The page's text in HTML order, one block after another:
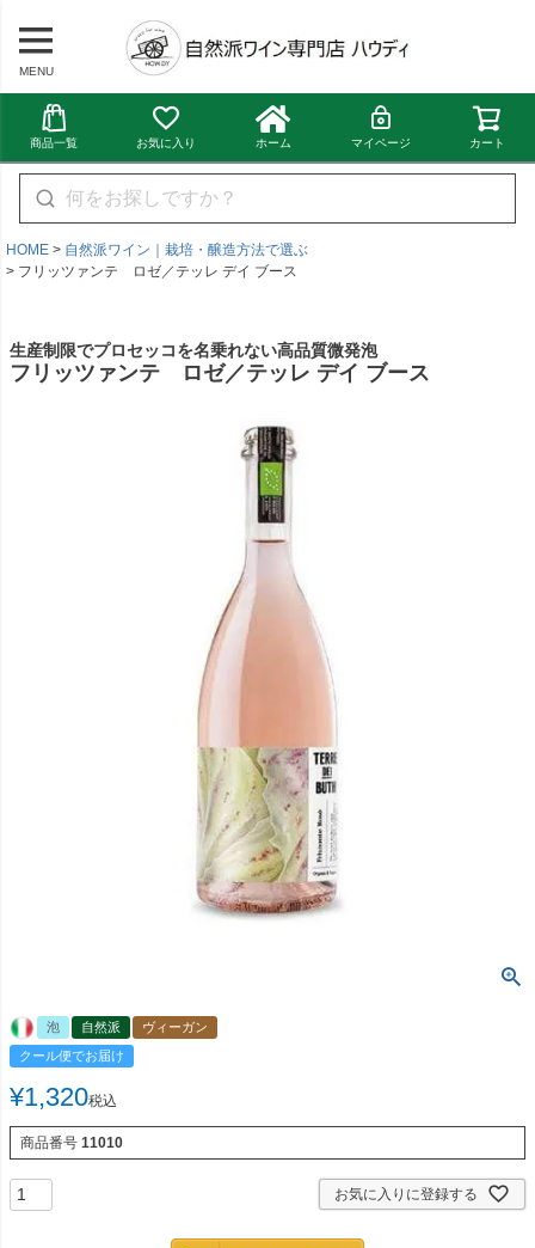
MENU
商品一覧 お気に入り ホーム マイページ カート
HOME
自然派ワイン｜栽培・醸造方法で選ぶ
フリッツァンテ ロゼ／テッレ デイ ブース
生産制限でプロセッコを名乗れない高品質微発泡
フリッツァンテ ロゼ／テッレ デイ ブース
泡 自然派
ヴィーガン
クール便でお届け
¥1,320税込
商品番号 11010
お気に入りに登録する